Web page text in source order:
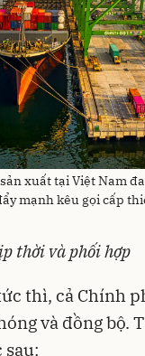
xuất tại Việt Nam
mạnh kêu gọi cấp
thời và phối hợp
thì, cả Chính
và đồng bộ.
sau: